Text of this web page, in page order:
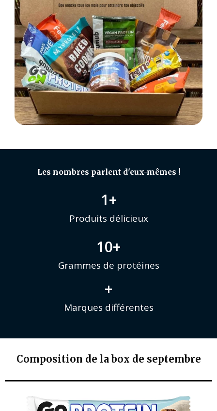
Les nombres parlent d'eux-mêmes !
1+
Produits délicieux
10+
Grammes de protéines
+
Marques différentes
Composition de la box de septembre